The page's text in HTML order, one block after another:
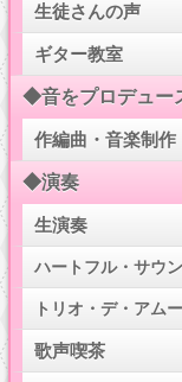
生徒さんの声
ギター教室
◆音をプロデュー
作編曲・音楽制作
◆演奏
生演奏
ハートフル・サウ
トリオ・デ・アム
歌声喫茶